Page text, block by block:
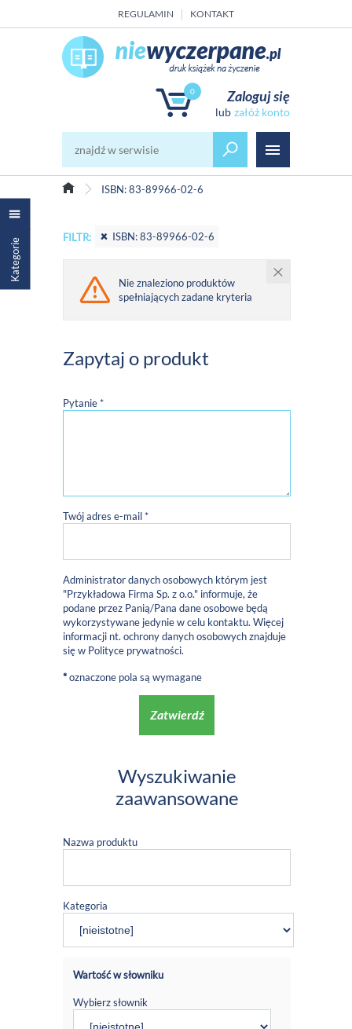
REGULAMIN KONTAKT
0 Zaloguj się
załóż konto
ISBN: 83-89966-02-6
Kategorie FILTR: ISBN: 83-89966-02-6
Nie znaleziono produktów
spełniających zadane kryteria
Zapytaj o produkt
Pytanie *
Twój adres e-mail *
Administrator danych osobowych którym jest
"Przykładowa Firma Sp. z o.o." informuje, że
podane przez Panią/Pana dane osobowe będą
wykorzystywane jedynie w celu kontaktu. Więcej
informacji nt. ochrony danych osobowych znajduje
się w Polityce prywatności.
*oznaczone pola są wymagane
Zatwierdź
Wyszukiwanie
zaawansowane
Nazwa produktu
Kategoria
Wartość w słowniku
Wybierz słownik